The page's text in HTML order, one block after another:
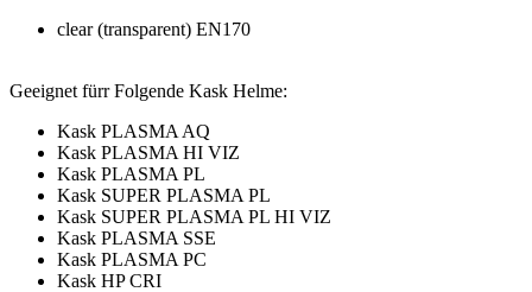
clear (transparent) EN170
Geeignet fürr Folgende Kask Helme:
Kask PLASMA AQ
Kask PLASMA HI VIZ
Kask PLASMA PL
Kask SUPER PLASMA PL
Kask SUPER PLASMA PL HI VIZ
Kask PLASMA SSE
Kask PLASMA PC
Kask HP CRI